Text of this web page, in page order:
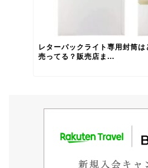
レターパックライト専用封筒
売ってる？販売店ま...